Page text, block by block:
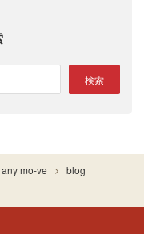
mo-ve
blog